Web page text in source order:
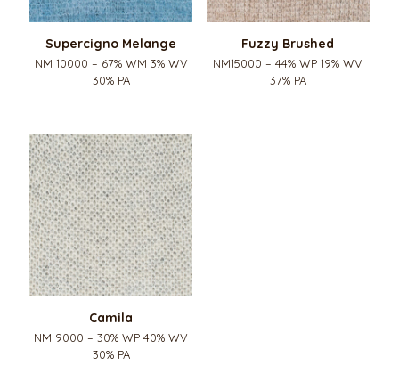
Supercigno Melange
NM 10000 – 67% WM 3% WV
30% PA
Fuzzy Brushed
NM15000 – 44% WP 19% WV
37% PA
Camila
NM 9000 – 30% WP 40% WV
30% PA